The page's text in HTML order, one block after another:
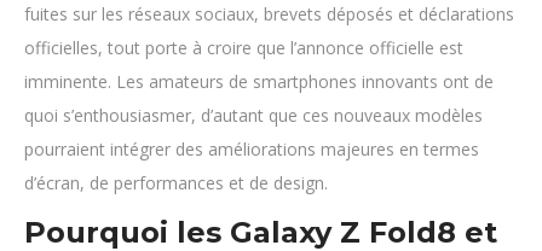
fuites sur les réseaux sociaux, brevets déposés et déclarations
officielles, tout porte à croire que l’annonce officielle est
imminente. Les amateurs de smartphones innovants ont de
quoi s’enthousiasmer, d’autant que ces nouveaux modèles
pourraient intégrer des améliorations majeures en termes
d’écran, de performances et de design.
Pourquoi les Galaxy Z Fold8 et